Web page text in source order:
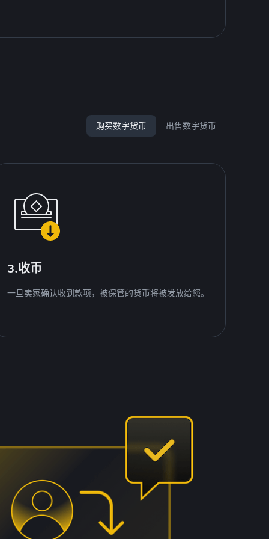
购买数字货币 出售数字货币
3.收币
一旦卖家确认收到款项，被保管的货币将被发放给您。